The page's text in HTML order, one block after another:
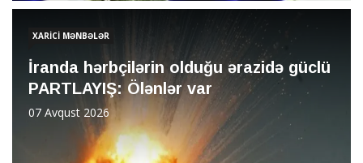
XARİCİ MƏNBƏLƏR
İranda hərbçilərin olduğu ərazidə güclü
PARTLAYIŞ: Ölənlər var
07 Avqust 2026